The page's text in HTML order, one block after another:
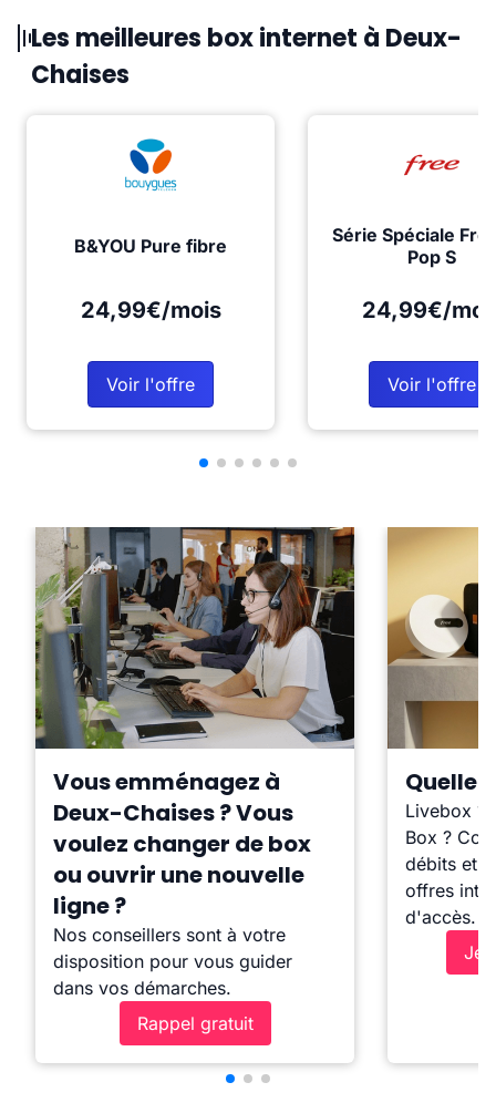
Les meilleures box internet à Deux-
Chaises
B&YOU Pure fibre
24,99€/mois
Voir l'offre
Série Spéciale
Pop S
24,99€/
Voir l'offre
Vous emménagez à
Deux-Chaises ? Vous
voulez changer de box
ou ouvrir une nouvelle
ligne ?
Nos conseillers sont à votre
disposition pour vous guider
dans vos démarches.
Rappel gratuit
Quelle
Livebox ?
Box ?
débits et
offres
d'accès.
Je